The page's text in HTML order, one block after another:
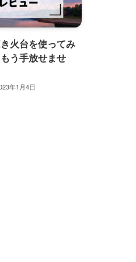
火台を使ってみ
う手放せませ
年1月4日